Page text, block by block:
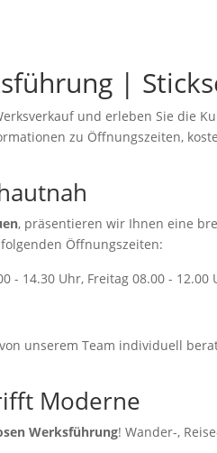
|
und erleben Sie die
zu Öffnungszeiten,
, präsentieren wir Ihnen eine
Öffnungszeiten:
- 14.30 Uhr, Freitag 08.00 -
unserem Team individuell
Moderne
Werksführung! Wander-,